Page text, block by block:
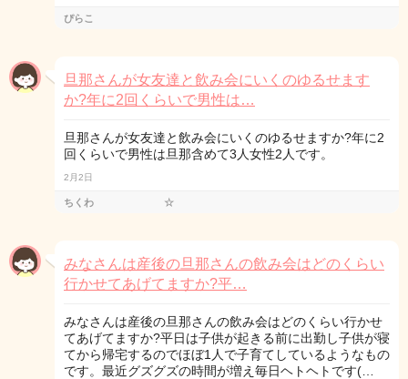
ぴらこ
旦那さんが女友達と飲み会にいくのゆるせます
か?年に2回くらいで男性は…
旦那さんが女友達と飲み会にいくのゆるせますか?年に2
回くらいで男性は旦那含めて3人女性2人です。
2月2日
ちくわ ☆
みなさんは産後の旦那さんの飲み会はどのくらい
行かせてあげてますか?平…
みなさんは産後の旦那さんの飲み会はどのくらい行かせ
てあげてますか?平日は子供が起きる前に出勤し子供が寝
てから帰宅するのでほぼ1人で子育てしているようなもの
です。最近グズグズの時間が増え毎日ヘトヘトです(…